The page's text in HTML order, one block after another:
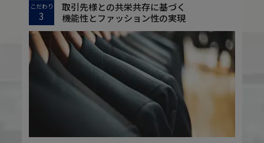
こだわり
3
取引先様との共栄共存に基づく
機能性とファッション性の実現